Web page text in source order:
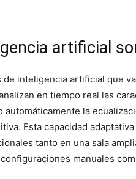
artificial
inteligencia artificial que
en tiempo real las
la
Esta capacidad
tanto en una sala
manuales